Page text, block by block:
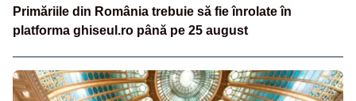
Primăriile din România trebuie să fie înrolate în
platforma ghiseul.ro până pe 25 august